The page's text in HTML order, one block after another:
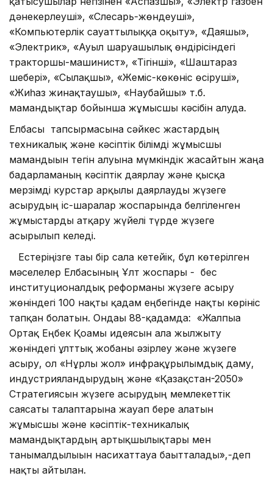
дәнекерлеуші», «Слесарь-жөндеуші»,
«Компьютерлік сауаттылыққа оқыту», «Даяшы»,
«Электрик», «Ауыл шаруашылық өндірісіндегі
тракторшы-машинист», «Тігінші», «Шаштараз
шебері», «Сылақшы», «Жеміс-көкөніс өсіруші»,
«Жиһаз жинақтаушы», «Наубайшы» т.б.
мамандықтар бойынша жұмысшы кәсібін алуда.
Елбасы тапсырмасына сәйкес жастардың
техникалық және кәсіптік білімді жұмысшы
мамандығын тегін алуына мүмкіндік жасайтын жаңа
бағдарламаның кәсіптік даярлау және қысқа
мерзімді курстар арқылы даярлауды жүзеге
асырудың іс-шаралар жоспарында белгіленген
жұмыстарды атқару жүйелі түрде жүзеге
асырылып келеді.
Естеріңізге тағы бір сала кетейік, бұл көтерілген
мәселелер Елбасының Ұлт жоспары - бес
институционалдық реформаны жүзеге асыру
жөніндегі 100 нақты қадам еңбегінде нақты көрініс
тапқан болатын. Ондағы 88-қадамда: «Жалпыға
Ортақ Еңбек Қоғамы идеясын алға жылжыту
жөніндегі ұлттық жобаны әзірлеу және жүзеге
асыру, ол «Нұрлы жол» инфрақұрылымдық даму,
индустрияландырудың және «Қазақстан-2050»
Стратегиясын жүзеге асырудың мемлекеттік
саясаты талаптарына жауап бере алатын
жұмысшы және кәсіптік-техникалық
мамандықтардың артықшылықтары мен
танымалдылығын насихаттауға бағытталады»,-деп
нақты айтылған.